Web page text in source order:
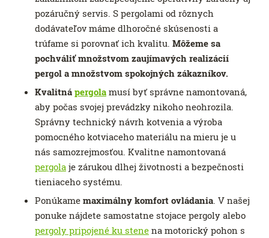
pozáručný servis. S pergolami od rôznych
dodávateľov máme dlhoročné skúsenosti a
trúfame si porovnať ich kvalitu. Môžeme sa
pochváliť množstvom zaujímavých realizácií
pergol a množstvom spokojných zákazníkov.
Kvalitná pergola musí byť správne namontovaná,
aby počas svojej prevádzky nikoho neohrozila.
Správny technický návrh kotvenia a výroba
pomocného kotviaceho materiálu na mieru je u
nás samozrejmosťou. Kvalitne namontovaná
pergola je zárukou dlhej životnosti a bezpečnosti
tieniaceho systému.
Ponúkame maximálny komfort ovládania. V našej
ponuke nájdete samostatne stojace pergoly alebo
pergoly pripojené ku stene na motorický pohon s